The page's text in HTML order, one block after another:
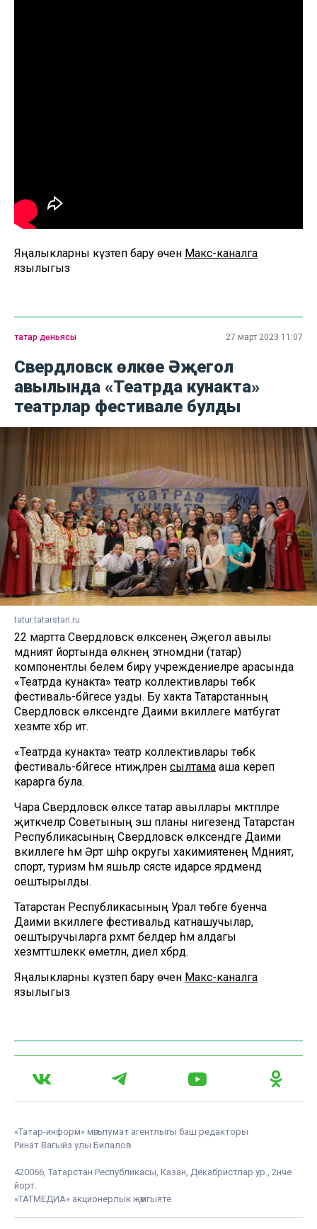
Яңалыкларны күзәтеп бару өчен Макс-каналга
язылыгыз
татар дөньясы 27 март 2023 11:07
Свердловск өлкәсе Әҗегол
авылында «Театрда кунакта»
театрлар фестивале булды
tatur.tatarstan.ru
22 мартта Свердловск өлкәсенең Әҗегол авылы
мәдәният йортында өлкәнең этномәдәни (татар)
компонентлы белем бирү учреждениеләре арасында
«Театрда кунакта» театр коллективлары төбәк
фестиваль-бәйгесе узды. Бу хакта Татарстанның
Свердловск өлкәсендәге Даими вәкиллеге матбугат
хезмәте хәбәр итә.
«Театрда кунакта» театр коллективлары төбәк
фестиваль-бәйгесе нәтиҗәләрен сылтама аша кереп
карарга була.
Чара Свердловск өлкәсе татар авыллары мәктәпләре
җитәкчеләр Советының эш планы нигезендә Татарстан
Республикасының Свердловск өлкәсендәге Даими
вәкиллеге һәм Әртә шәһәр округы хакимиятенең Мәдәният,
спорт, туризм һәм яшьләр сәясәте идарәсе ярдәмендә
оештырылды.
Татарстан Республикасының Урал төбәге буенча
Даими вәкиллеге фестивальдә катнашучылар,
оештыручыларга рәхмәт белдерә һәм алдагы
хезмәттәшлеккә өметләнә, диелә хәбәрдә.
Яңалыкларны күзәтеп бару өчен Макс-каналга
язылыгыз
«Татар-информ» мәгълүмат агентлыгы баш редакторы
Ринат Вагыйз улы Билалов
420066, Татарстан Республикасы, Казан, Декабристлар ур., 2нче
йорт.
«ТАТМЕДИА» акционерлык җәмгыяте